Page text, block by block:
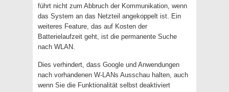
führt nicht zum Abbruch der Kommunikation, wenn
das System an das Netzteil angekoppelt ist. Ein
weiteres Feature, das auf Kosten der
Batterielaufzeit geht, ist die permanente Suche
nach WLAN.
Dies verhindert, dass Google und Anwendungen
nach vorhandenen W-LANs Ausschau halten, auch
wenn Sie die Funktionalität selbst deaktiviert